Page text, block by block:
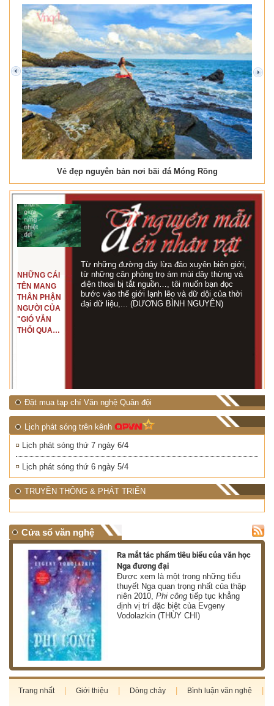
Vẻ đẹp nguyên bản nơi bãi đá Móng Rồng
prev next
NHỮNG CÁI
TÊN MANG
THÂN PHẬN
NGƯỜI CỦA
"GIÓ VẪN
THỔI QUA
Từ những đường dây lừa đảo xuyên biên giới,
từ những căn phòng trọ ám mùi dây thừng và
điện thoại bị tắt nguồn…, tôi muốn bạn đọc
bước vào thế giới lạnh lẽo và dữ dội của thời
đại dữ liệu,... (DƯƠNG BÌNH NGUYÊN)
Đặt mua tạp chí Văn nghệ Quân đội
Lịch phát sóng trên kênh
Lịch phát sóng thứ 7 ngày 6/4
Lịch phát sóng thứ 6 ngày 5/4
TRUYỀN THÔNG & PHÁT TRIỂN
Cửa sổ văn nghệ
Ra mắt tác phẩm tiêu biểu của văn học
Nga đương đại
Được xem là một trong những tiểu
thuyết Nga quan trọng nhất của thập
niên 2010,Phi công tiếp tục khẳng
định vị trí đặc biệt của Evgeny
Vodolazkin (THÙY CHI)
Trang nhất Giới thiệu Dòng chảy Bình luận văn nghệ